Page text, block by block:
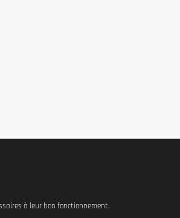
à leur bon fonctionnement.